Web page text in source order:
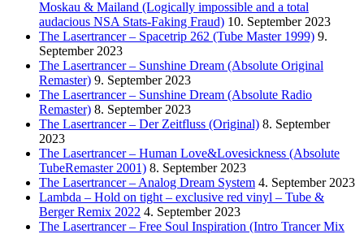
Moskau & Mailand (Logically impossible and a total
audacious NSA Stats-Faking Fraud) 10. September 2023
The Lasertrancer – Spacetrip 262 (Tube Master 1999) 9.
September 2023
The Lasertrancer – Sunshine Dream (Absolute Original
Remaster) 9. September 2023
The Lasertrancer – Sunshine Dream (Absolute Radio
Remaster) 8. September 2023
The Lasertrancer – Der Zeitfluss (Original) 8. September
2023
The Lasertrancer – Human Love&Lovesickness (Absolute
TubeRemaster 2001) 8. September 2023
The Lasertrancer – Analog Dream System 4. September 2023
Lambda – Hold on tight – exclusive red vinyl – Tube &
Berger Remix 2022 4. September 2023
The Lasertrancer – Free Soul Inspiration (Intro Trancer Mix